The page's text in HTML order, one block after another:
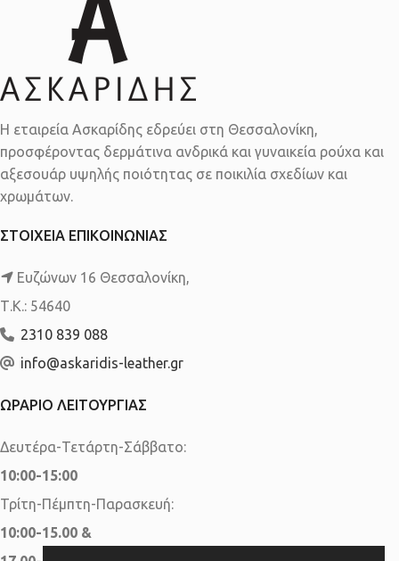
Η εταιρεία Ασκαρίδης εδρεύει στη Θεσσαλονίκη,
προσφέροντας δερμάτινα ανδρικά και γυναικεία ρούχα και
αξεσουάρ υψηλής ποιότητας σε ποικιλία σχεδίων και
χρωμάτων.
ΣΤΟΙΧΕΙΑ ΕΠΙΚΟΙΝΩΝΙΑΣ
Ευζώνων 16 Θεσσαλονίκη,
Τ.Κ.: 54640
2310 839 088
info@askaridis-leather.gr
ΩΡΑΡΙΟ ΛΕΙΤΟΥΡΓΙΑΣ
Δευτέρα-Τετάρτη-Σάββατο:
10:00-15:00
Τρίτη-Πέμπτη-Παρασκευή:
10:00-15.00 &